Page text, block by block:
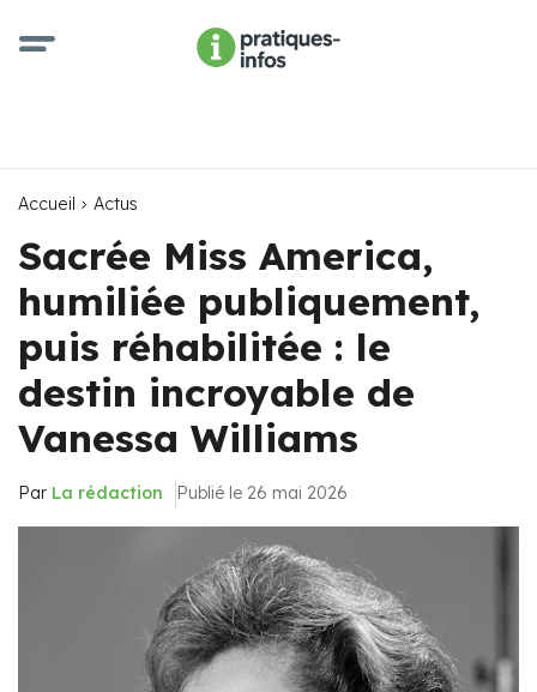
Accueil Actus
Sacrée Miss America,
humiliée publiquement,
puis réhabilitée : le
destin incroyable de
Vanessa Williams
Par La rédaction Publié le 26 mai 2026